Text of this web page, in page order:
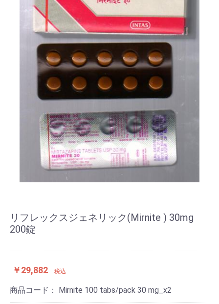
リフレックスジェネリック(Mirnite ) 30mg
200錠
￥29,882 税込
商品コード： Mirnite 100 tabs/pack 30 mg_x2